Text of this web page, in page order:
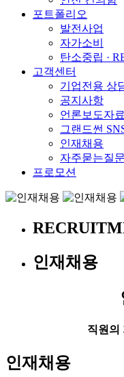
포트폴리오
발전사업
자가소비
탄소중립 ·
고객센터
기업전용 상
공지사항
언론보도자료
그랜드썬
인재채용
자주묻는질문
프로모션
인재채용
직원의
인재채용